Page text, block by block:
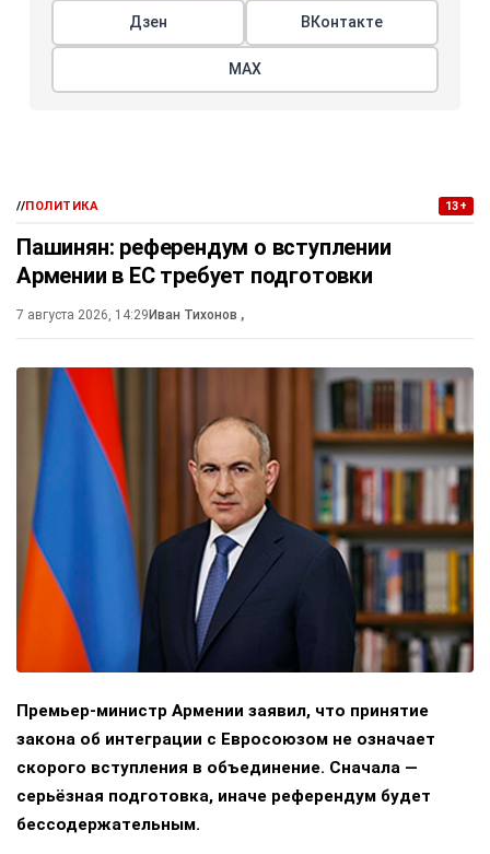
Дзен ВКонтакте
МАХ
//ПОЛИТИКА 13+
Пашинян: референдум о вступлении
Армении в ЕС требует подготовки
7 августа 2026, 14:29 Иван Тихонов ,
Премьер-министр Армении заявил, что принятие
закона об интеграции с Евросоюзом не означает
скорого вступления в объединение. Сначала —
серьёзная подготовка, иначе референдум будет
бессодержательным.